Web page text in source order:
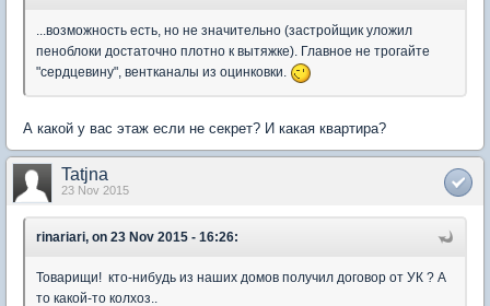
...возможность есть, но не значительно (застройщик уложил
пеноблоки достаточно плотно к вытяжке). Главное не трогайте
"сердцевину", вентканалы из оцинковки.
А какой у вас этаж если не секрет? И какая квартира?
Tatjna
23 Nov 2015
rinariari, on 23 Nov 2015 - 16:26:
Товарищи! кто-нибудь из наших домов получил договор от УК ? А
то какой-то колхоз..